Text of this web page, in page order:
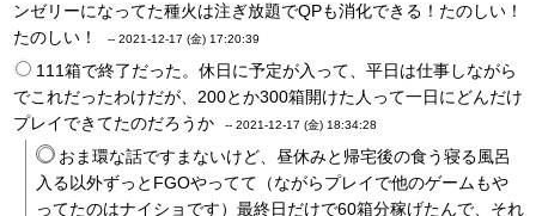
ンゼリーになってた種火は注ぎ放題でQPも消化できる！たのしい！
たのしい！
-- 2021-12-17 (金) 17:20:39
111箱で終了だった。休日に予定が入って、平日は仕事しながら
でこれだったわけだが、200とか300箱開けた人って一日にどんだけ
プレイできてたのだろうか
-- 2021-12-17 (金) 18:34:28
おま環な話ですまないけど、昼休みと帰宅後の食う寝る風呂
入る以外ずっとFGOやってて（ながらプレイで他のゲームもや
ってたのはナイショです）最終日だけで60箱分稼げたんで、それ